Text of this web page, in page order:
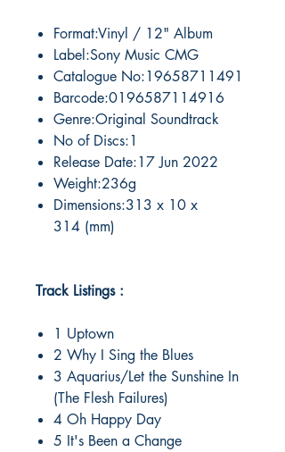
Format:Vinyl / 12" Album
Label:Sony Music CMG
Catalogue No:19658711491
Barcode:0196587114916
Genre:Original Soundtrack
No of Discs:1
Release Date:17 Jun 2022
Weight:236g
Dimensions:313 x 10 x
314 (mm)
Track Listings :
1 Uptown
2 Why I Sing the Blues
3 Aquarius/Let the Sunshine In
(The Flesh Failures)
4 Oh Happy Day
5 It's Been a Change